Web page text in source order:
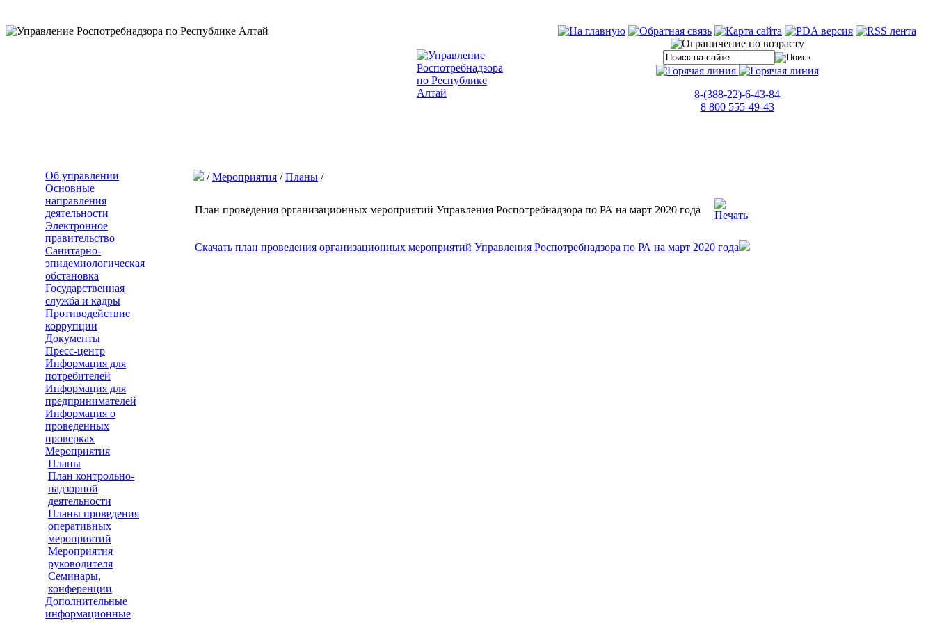
8-(388-22)-6-43-84
8 800 555-49-43
Об управлении
Основные
направления
деятельности
Электронное
правительство
Санитарно-
эпидемиологическая
обстановка
Государственная
служба и кадры
Противодействие
коррупции
Документы
Пресс-центр
Информация для
потребителей
Информация для
предпринимателей
Информация о
проведенных
проверках
Мероприятия
Планы
План контрольно-
надзорной
деятельности
Планы проведения
оперативных
мероприятий
Мероприятия
руководителя
Семинары,
конференции
Дополнительные
информационные
/Мероприятия /Планы /
План проведения организационных мероприятий Управления Роспотребнадзора по РА на март 2020 года
Скачать план проведения организационных мероприятий Управления Роспотребнадзора по РА на март 2020 года